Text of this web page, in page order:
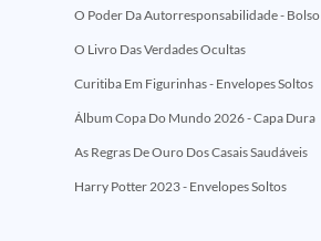
O Poder Da Autorresponsabilidade - Bolso
O Livro Das Verdades Ocultas
Curitiba Em Figurinhas - Envelopes Soltos
Álbum Copa Do Mundo 2026 - Capa Dura
As Regras De Ouro Dos Casais Saudáveis
Harry Potter 2023 - Envelopes Soltos